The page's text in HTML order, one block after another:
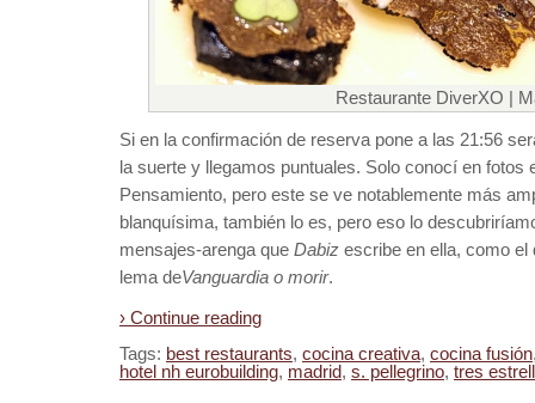
Restaurante DiverXO |
Si en la confirmación de reserva pone a las 21:56
la suerte y llegamos puntuales. Solo conocí en fotos
Pensamiento, pero este se ve notablemente más
blanquísima, también lo es, pero eso lo
mensajes-arenga que Dabiz escribe en ella, como
lema deVanguardia o morir.
› Continue reading
Tags: best restaurants, cocina creativa, cocina fusión
hotel nh eurobuilding, madrid, s. pellegrino, tres